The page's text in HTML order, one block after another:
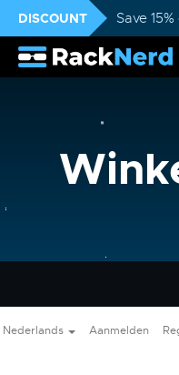
DISCOUNT Save
Nederlands Aanmelden